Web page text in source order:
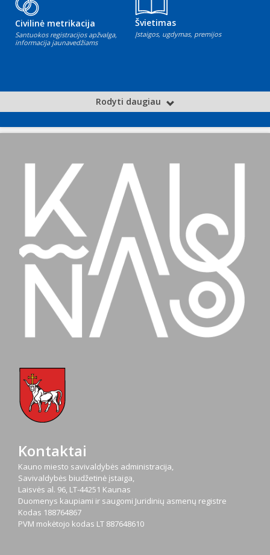
Civilinė metrikacija
Santuokos registracijos apžvalga,
informacija jaunavedžiams
Švietimas
Įstaigos, ugdymas, premijos
Rodyti daugiau
Kontaktai
Kauno miesto savivaldybės administracija,
Savivaldybės biudžetinė įstaiga,
Laisvės al. 96, LT-44251 Kaunas
Duomenys kaupiami ir saugomi Juridinių asmenų registre
Kodas 188764867
PVM mokėtojo kodas LT 887648610